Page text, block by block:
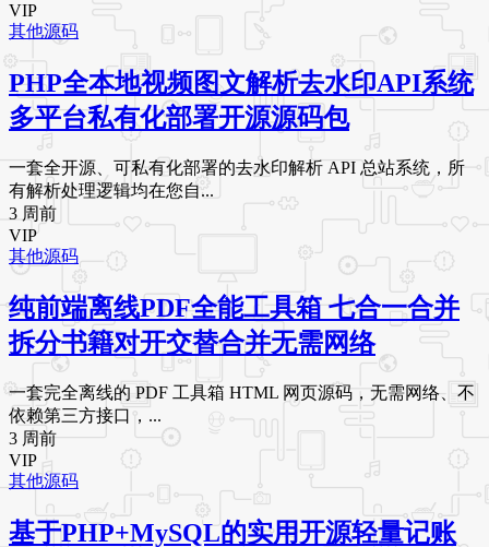
VIP
其他源码
PHP全本地视频图文解析去水印API系统
多平台私有化部署开源源码包
一套全开源、可私有化部署的去水印解析 API 总站系统，所
有解析处理逻辑均在您自...
3 周前
VIP
其他源码
纯前端离线PDF全能工具箱 七合一合并
拆分书籍对开交替合并无需网络
一套完全离线的 PDF 工具箱 HTML 网页源码，无需网络、不
依赖第三方接口，...
3 周前
VIP
其他源码
基于PHP+MySQL的实用开源轻量记账